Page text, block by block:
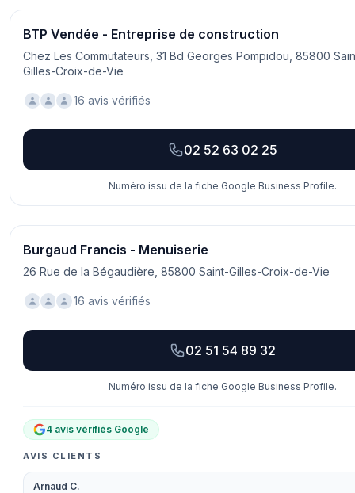
BTP Vendée - Entreprise de construction
Chez Les Commutateurs, 31 Bd Georges Pompidou, 85800
Gilles-Croix-de-Vie
16 avis vérifiés
02 52 63 02 25
Numéro issu de la fiche Google Business Profile.
Burgaud Francis - Menuiserie
26 Rue de la Bégaudière, 85800 Saint-Gilles-Croix-de-Vie
16 avis vérifiés
02 51 54 89 32
Numéro issu de la fiche Google Business Profile.
4 avis vérifiés Google
AVIS CLIENTS
Arnaud C.